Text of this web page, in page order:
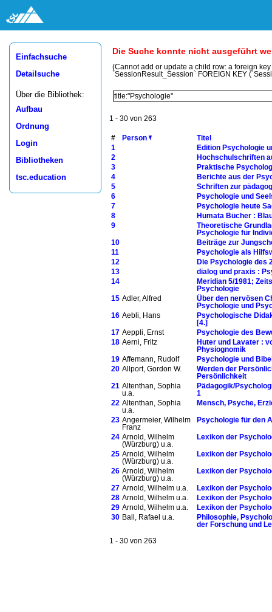
Einfachsuche
Detailsuche
Über die Bibliothek:
Aufbau
Ordnung
Login
Bibliotheken
tsc.education
Die Suche konnte nicht ausgeführt
(Cannot add or update a child row: a foreign
`SessionResult_Session` FOREIGN KEY
1 - 30 von 263
# Person
Titel
1
Edition Psychologie
2
Hochschulschriften
3
Praktische
4
Berichte aus der
5
Schriften zur
6
Psychologie und
7
Psychologie heute
8
Humata Bücher :
9
Theoretische
Psychologie für
10
Beiträge zur
11
Psychologie als
12
Die Psychologie des
13
dialog und praxis :
14
Meridian 5/1981;
Psychologie
15 Adler, Alfred
Über den nervösen
Psychologie und
16 Aebli, Hans
Psychologische
[4.]
17 Aeppli, Ernst
Psychologie des
18 Aerni, Fritz
Huter und Lavater :
Physiognomik
19 Affemann, Rudolf
Psychologie und
20 Allport, Gordon W.
Werden der
Persönlichkeit
21 Altenthan, Sophia
u.a.
Pädagogik/
1
22 Altenthan, Sophia
u.a.
Mensch, Psyche,
23 Angermeier, Wilhelm
Franz
Psychologie für den
24 Arnold, Wilhelm
(Würzburg) u.a.
Lexikon der
25 Arnold, Wilhelm
(Würzburg) u.a.
Lexikon der
26 Arnold, Wilhelm
(Würzburg) u.a.
Lexikon der
27 Arnold, Wilhelm u.a.
Lexikon der
28 Arnold, Wilhelm u.a.
Lexikon der
29 Arnold, Wilhelm u.a.
Lexikon der
30 Ball, Rafael u.a.
Philosophie,
der Forschung und
1 - 30 von 263